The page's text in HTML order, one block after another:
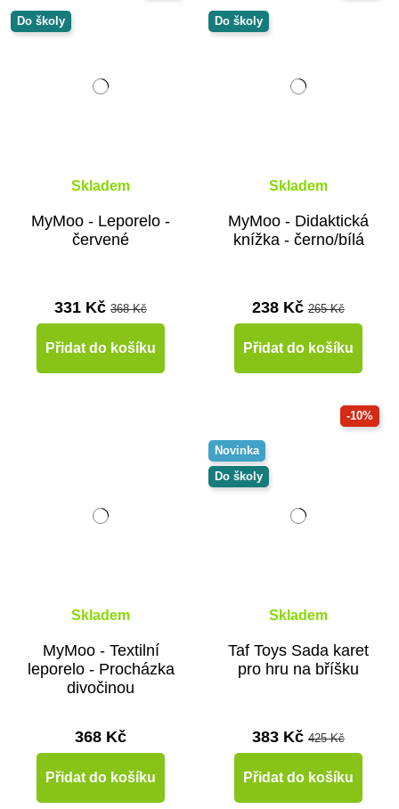
Do školy
Skladem
MyMoo - Leporelo -
červené
331 Kč 368 Kč
Přidat do košíku
Do školy
Skladem
MyMoo - Didaktická
knížka - černo/bílá
238 Kč 265 Kč
Přidat do košíku
Skladem
MyMoo - Textilní
leporelo - Procházka
divočinou
368 Kč
Přidat do košíku
-10%
Novinka
Do školy
Skladem
Taf Toys Sada karet
pro hru na bříšku
383 Kč 425 Kč
Přidat do košíku